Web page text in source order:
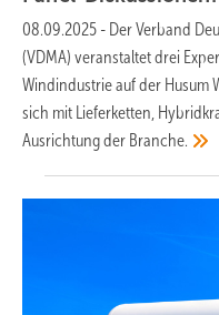
08.09.2025 - Der Verband
(VDMA) veranstaltet drei
Windindustrie auf der Husum
sich mit Lieferketten,
Ausrichtung der Branche.